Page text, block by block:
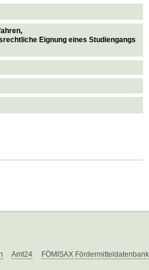
Eignung eines Studiengangs
Amt24 FÖMISAX Fördermitteldatenbank